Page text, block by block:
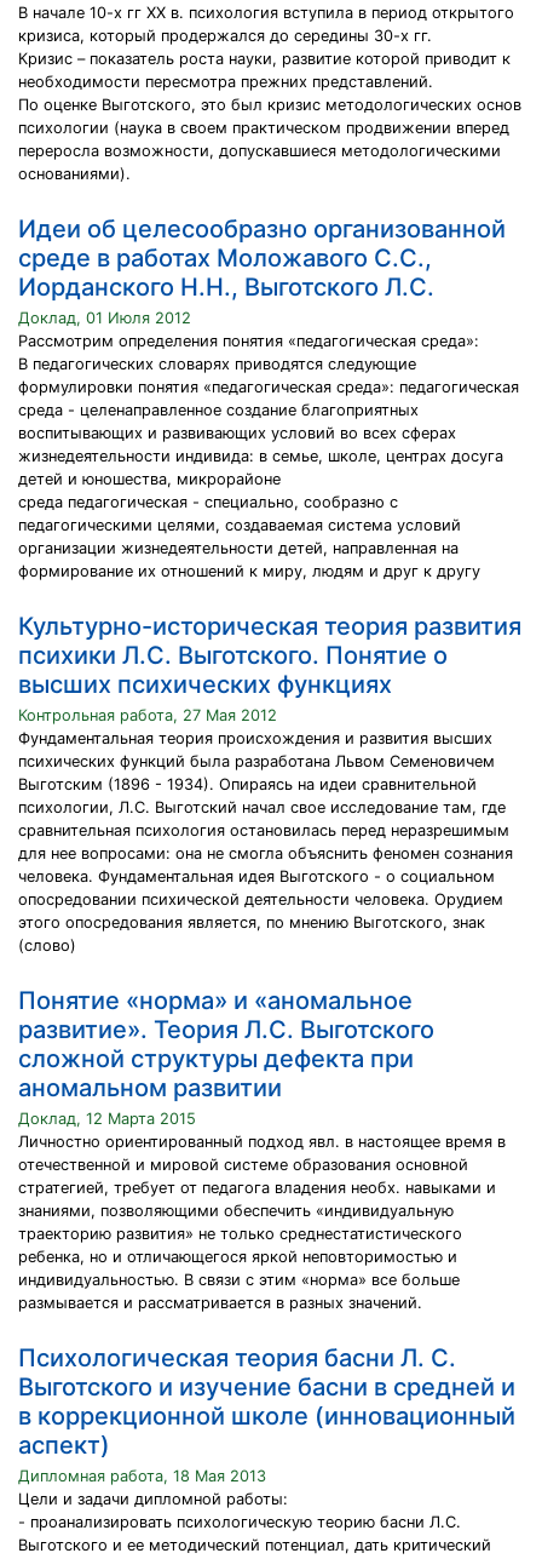
В начале 10-х гг XX в. психология вступила в период открытого
кризиса, который продержался до середины 30-х гг.
Кризис – показатель роста науки, развитие которой приводит к
необходимости пересмотра прежних представлений.
По оценке Выготского, это был кризис методологических основ
психологии (наука в своем практическом продвижении вперед
переросла возможности, допускавшиеся методологическими
основаниями).
Идеи об целесообразно организованной
среде в работах Моложавого С.С.,
Иорданского Н.Н., Выготского Л.С.
Доклад, 01 Июля 2012
Рассмотрим определения понятия «педагогическая среда»:
В педагогических словарях приводятся следующие
формулировки понятия «педагогическая среда»: педагогическая
среда - целенаправленное создание благоприятных
воспитывающих и развивающих условий во всех сферах
жизнедеятельности индивида: в семье, школе, центрах досуга
детей и юношества, микрорайоне
среда педагогическая - специально, сообразно с
педагогическими целями, создаваемая система условий
организации жизнедеятельности детей, направленная на
формирование их отношений к миру, людям и друг к другу
Культурно-историческая теория развития
психики Л.С. Выготского. Понятие о
высших психических функциях
Контрольная работа, 27 Мая 2012
Фундаментальная теория происхождения и развития высших
психических функций была разработана Львом Семеновичем
Выготским (1896 - 1934). Опираясь на идеи сравнительной
психологии, Л.С. Выготский начал свое исследование там, где
сравнительная психология остановилась перед неразрешимым
для нее вопросами: она не смогла объяснить феномен сознания
человека. Фундаментальная идея Выготского - о социальном
опосредовании психической деятельности человека. Орудием
этого опосредования является, по мнению Выготского, знак
(слово)
Понятие «норма» и «аномальное
развитие». Теория Л.С. Выготского
сложной структуры дефекта при
аномальном развитии
Доклад, 12 Марта 2015
Личностно ориентированный подход явл. в настоящее время в
отечественной и мировой системе образования основной
стратегией, требует от педагога владения необх. навыками и
знаниями, позволяющими обеспечить «индивидуальную
траекторию развития» не только среднестатистического
ребенка, но и отличающегося яркой неповторимостью и
индивидуальностью. В связи с этим «норма» все больше
размывается и рассматривается в разных значений.
Психологическая теория басни Л. С.
Выготского и изучение басни в средней и
в коррекционной школе (инновационный
аспект)
Дипломная работа, 18 Мая 2013
Цели и задачи дипломной работы:
- проанализировать психологическую теорию басни Л.С.
Выготского и ее методический потенциал, дать критический